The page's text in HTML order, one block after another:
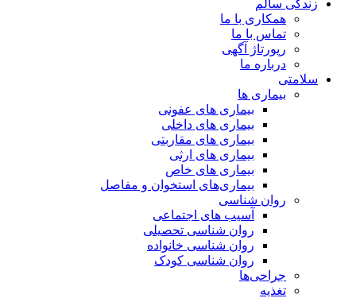
زندگی سالم
همکاری با ما
تماس با ما
رپورتاژ آگهی
درباره ما
سلامتی
بیماری ها
بیماری های عفونی
بیماری های داخلی
بیماری های مقاربتی
بیماری های ارثی
بیماری های خاص
بیماری‌های استخوان و مفاصل
روان شناسی
آسیب های اجتماعی
روان شناسی تحصیلی
روان شناسی خانواده
روان شناسی کودک
جراحی‌ها
تغذیه